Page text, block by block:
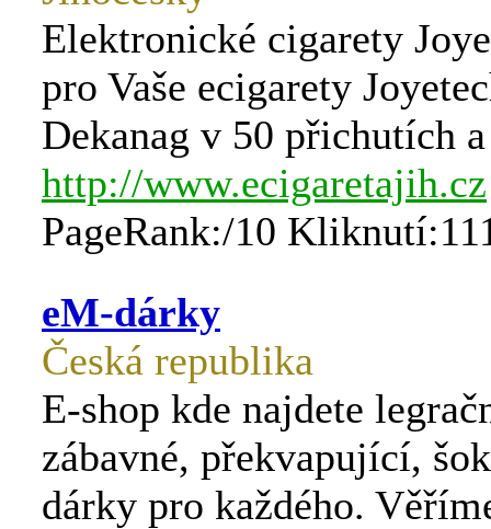
Elektronické cigarety
pro Vaše ecigarety
Dekanag v 50 přichutích
http://www.ecigaretajih.cz
PageRank:/10
eM-dárky
Česká republika
E-shop kde najdete
zábavné, překvapující,
dárky pro každého.